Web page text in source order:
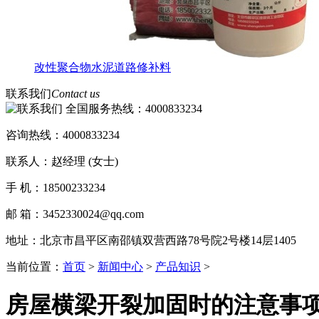
改性聚合物水泥道路修补料
联系我们Contact us
全国服务热线： 4000833234
咨询热线：4000833234
联系人：赵经理 (女士)
手 机：18500233234
邮 箱：3452330024@qq.com
地址：北京市昌平区南邵镇双营西路78号院2号楼14层1405
当前位置： 首页 > 新闻中心 > 产品知识 >
房屋横梁开裂加固时的注意事